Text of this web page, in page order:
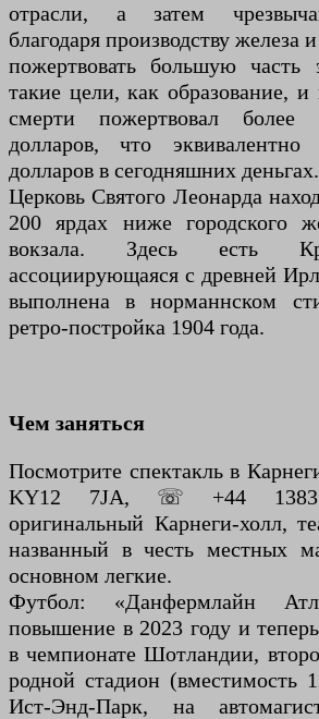
отрасли, а затем
благодаря производству
пожертвовать большую часть
такие цели, как образование,
смерти пожертвовал более
долларов, что
долларов в сегодняшних
Церковь Святого Леонарда
200 ярдах ниже городского
вокзала. Здесь есть
ассоциирующаяся с древней
выполнена в норманнском
ретро-постройка 1904 года.
Чем заняться
Посмотрите спектакль в
KY12 7JA, ☏ +44 1383
оригинальный Карнеги-холл,
названный в честь местных
основном легкие.
Футбол: «Данфермлайн
повышение в 2023 году и
в чемпионате Шотландии,
родной стадион (вместимость
Ист-Энд-Парк, на